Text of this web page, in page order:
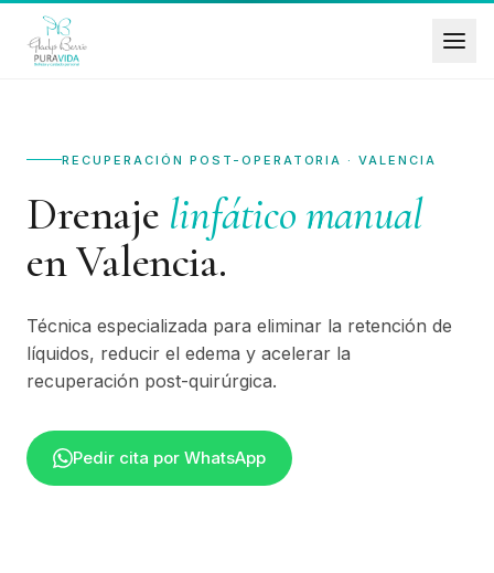
RECUPERACIÓN POST-OPERATORIA · VALENCIA
Drenaje linfático manual
en Valencia.
Técnica especializada para eliminar la retención de
líquidos, reducir el edema y acelerar la
recuperación post-quirúrgica.
Pedir cita por WhatsApp